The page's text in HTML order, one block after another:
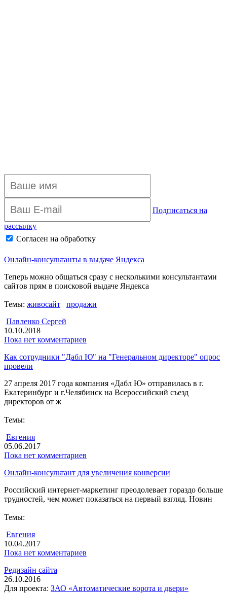
Подписаться на
рассылку
Согласен на обработку
Онлайн-консультанты в выдаче Яндекса
Теперь можно общаться сразу с несколькими консультантами
сайтов прям в поисковой выдаче Яндекса
Темы: живосайт
продажи
Павленко Сергей
10.10.2018
Пока нет комментариев
Как сотрудники "Дабл Ю" на "Генеральном директоре" опрос
провели
27 апреля 2017 года компания «Дабл Ю» отправилась в г.
Екатеринбург и г.Челябинск на Всероссийский съезд
директоров от ж
Темы:
Евгения
05.06.2017
Пока нет комментариев
Онлайн-консультант для увеличения конверсии
Российский интернет-маркетинг преодолевает гораздо больше
трудностей, чем может показаться на первый взгляд. Новин
Темы:
Евгения
10.04.2017
Пока нет комментариев
Редизайн сайта
26.10.2016
Для проекта: ЗАО «Автоматические ворота и двери»